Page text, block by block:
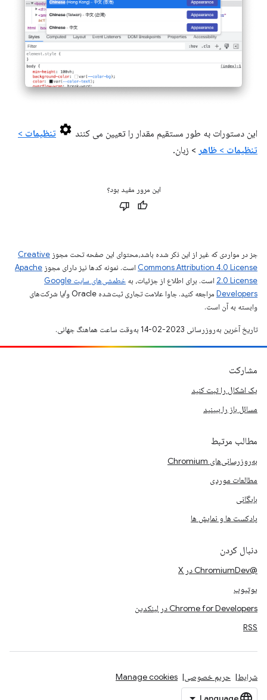
این دستورات به طور مستقیم مقدار را تعیین می کنند تنظیمات >
تنظیمات > ظاهر > زبان.
این مرور مفید بود؟
جز در مواردی که غیر از این ذکر شده باشد،‌محتوای این صفحه تحت مجوز Creative
Commons Attribution 4.0 License است. نمونه کدها نیز دارای مجوز Apache
2.0 License است. برای اطلاع از جزئیات، به
خطمشی‌های سایت Google
Developers‏
مراجعه کنید. جاوا علامت تجاری ثبت‌شده Oracle و/یا شرکت‌های
وابسته به آن است.
تاریخ آخرین به‌روزرسانی 2023-02-14 به‌وقت ساعت هماهنگ جهانی.
مشارکت
یک اشکال را ثبت کنید
مسائل باز را ببینید
مطالب مرتبط
به‌روزرسانی‌های Chromium
مطالعات موردی
بایگانی
پادکست ها و نمایش ها
دنبال کردن
@ChromiumDev در X
یوتیوب
Chrome for Developers در لینکدین
RSS
شرایط حریم خصوصی Manage cookies